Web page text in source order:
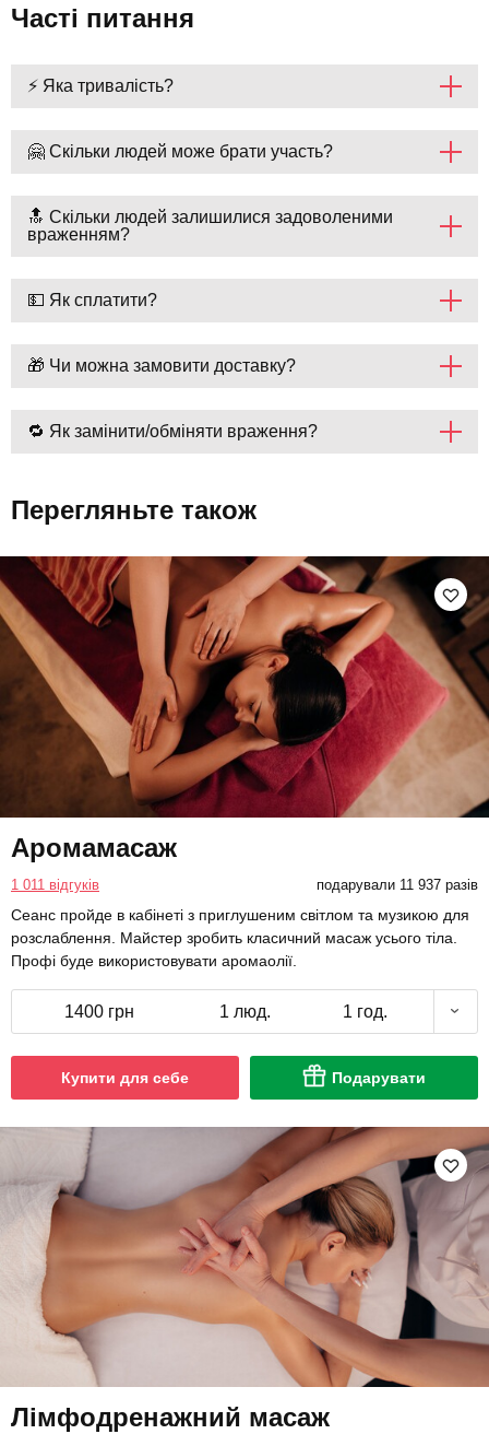
Часті питання
⚡ Яка тривалість?
🤗 Скільки людей може брати участь?
🔝 Скільки людей залишилися задоволеними
враженням?
💵 Як сплатити?
🎁 Чи можна замовити доставку?
🔁 Як замінити/обміняти враження?
Перегляньте також
Аромамасаж
1 011 відгуків подарували 11 937 разів
Сеанс пройде в кабінеті з приглушеним світлом та музикою для
розслаблення. Майстер зробить класичний масаж усього тіла.
Профі буде використовувати аромаолії.
1400 грн 1 люд. 1 год.
Купити для себе Подарувати
Лімфодренажний масаж